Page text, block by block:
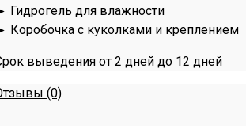
Гидрогель для влажности
Коробочка с куколками и креплением
выведения от 2 дней до 12 дней
(0)